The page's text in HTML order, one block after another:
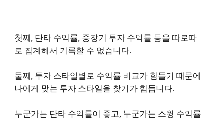
첫째, 단타 수익률, 중장기 투자 수익률 등을 따로따
로 집계해서 기록할 수 없습니다.
둘째, 투자 스타일별로 수익률 비교가 힘들기 때문에
나에게 맞는 투자 스타일을 찾기가 힘듭니다.
누군가는 단타 수익률이 좋고, 누군가는 스윙 수익률